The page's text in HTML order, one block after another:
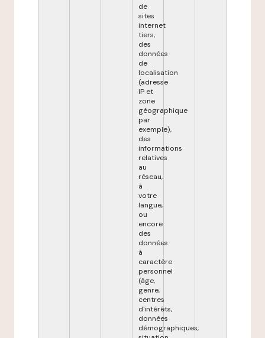
de
sites
internet
tiers,
des
données
de
localisation
(adresse
IP et
zone
géographique
par
exemple),
des
informations
relatives
au
réseau,
à
votre
langue,
ou
encore
des
données
à
caractère
personnel
(âge,
genre,
centres
d'intérêts,
données
démographiques,